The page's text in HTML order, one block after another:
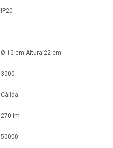
IP20
Ø:10 cm Altura:22 cm
3000
Cálida
270 lm
50000